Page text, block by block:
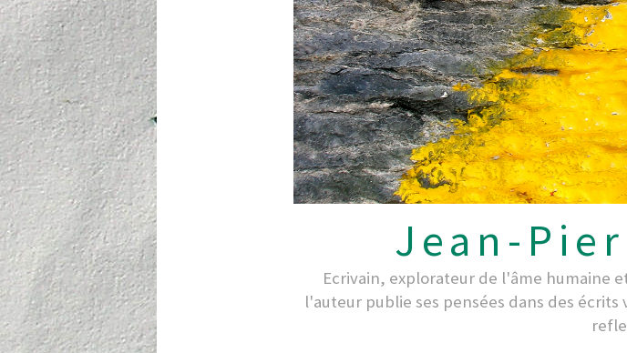
Jean-
Ecrivain, explorateur de l'âme humaine
l'auteur publie ses pensées dans des